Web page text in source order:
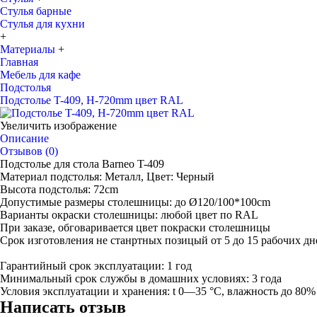
Стулья барные
Стулья для кухни
+
Материалы +
Главная
Мебель для кафе
Подстолья
Подстолье T-409, H-720mm цвет RAL
Увеличить изображение
Описание
Отзывов (0)
Подстолье для стола Barneo T-409
Материал подстолья: Металл, Цвет: Черный
Высота подстолья: 72cm
Допустимые размеры столешницы: до Ø120/100*100cm
Варианты окраски столешницы: любой цвет по RAL
При заказе, обговаривается цвет покраски столешницы
Срок изготовления не станртных позицый от 5 до 15 рабочих
Гарантийный срок эксплуатации: 1 год
Минимальный срок службы в домашних условиях: 3 года
Условия эксплуатации и хранения: t 0—35 °С, влажность до 80%
Написать отзыв